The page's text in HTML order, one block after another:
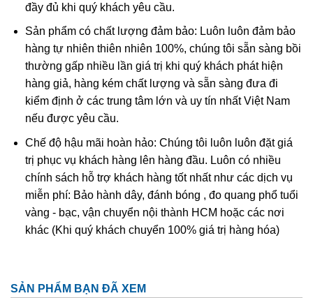
Ametit tổng hợp rất giống với ametit chất lượng cao. Các
đặc điểm hóa học và vật lý đều rất giống với ametit tự
nhiên nên rất khó phân biệt một cách chính xác trừ khi
dùng những thử nghiệm đá quý học cao cấp tốn kém. Thử
nghiệm dựa trên quy luật sinh đôi tên “Brazil law twinning”
(một dạng của thạch anh sinh đôi, khi đó cấu trúc thạch
anh phải và trái được liên kết tạo thành một tinh thể duy
nhấtđược sử dụng để xác định ametit tổng hợp sẽ dễ
dàng hơn. Tuy nhiên về mặc lý thuyết, người ta có thể tạo
ra vật liệu tổng hợp này nhưng khó mà tạo ra được với số
lượng lớn để cung cấp cho thị trường.
đầy đủ khi quý khách yêu cầu.
Sản phẩm có chất lượng đảm bảo: Luôn luôn đảm bảo
hàng tự nhiên thiên nhiên 100%, chúng tôi sẵn sàng bồi
thường gấp nhiều lần giá trị khi quý khách phát hiện
hàng giả, hàng kém chất lượng và sẵn sàng đưa đi
kiểm định ở các trung tâm lớn và uy tín nhất Việt Nam
nếu được yêu cầu.
Chế độ hậu mãi hoàn hảo: Chúng tôi luôn luôn đặt giá
trị phục vụ khách hàng lên hàng đầu. Luôn có nhiều
chính sách hỗ trợ khách hàng tốt nhất như các dịch vụ
miễn phí: Bảo hành dây, đánh bóng , đo quang phổ tuổi
vàng - bạc, vận chuyển nội thành HCM hoặc các nơi
khác (Khi quý khách chuyển 100% giá trị hàng hóa)
SẢN PHẨM BẠN ĐÃ XEM